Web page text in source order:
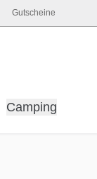
Camping
Gutscheine